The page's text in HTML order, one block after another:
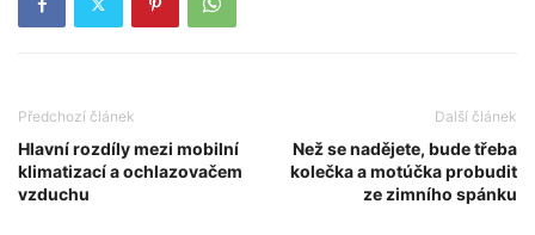
Předchozí článek
Hlavní rozdíly mezi mobilní
klimatizací a ochlazovačem
vzduchu
Další článek
Než se nadějete, bude třeba
kolečka a motúčka probudit
ze zimního spánku